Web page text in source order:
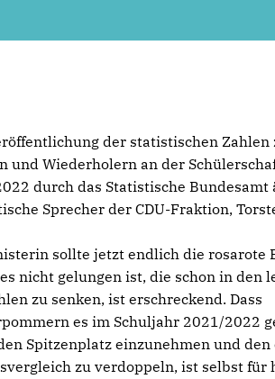
der statistischen Zahlen
und Wiederholern an der
durch das Statistische Bundesamt
Sprecher der CDU-Fraktion,
sollte jetzt endlich die rosarote
nicht gelungen ist, die schon in den
zu senken, ist erschreckend. Dass
es im Schuljahr 2021/2022
Spitzenplatz einzunehmen und den
zu verdoppeln, ist selbst für